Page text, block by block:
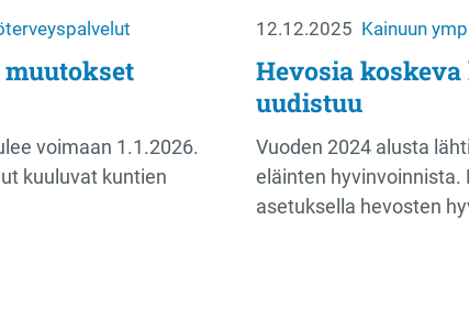
voimaan 1.1.2026.
kuuluvat kuntien
12.12.2025 Kainuun
Hevosia
uudistuu
Vuoden 2024 alusta
eläinten
asetuksella hevosten